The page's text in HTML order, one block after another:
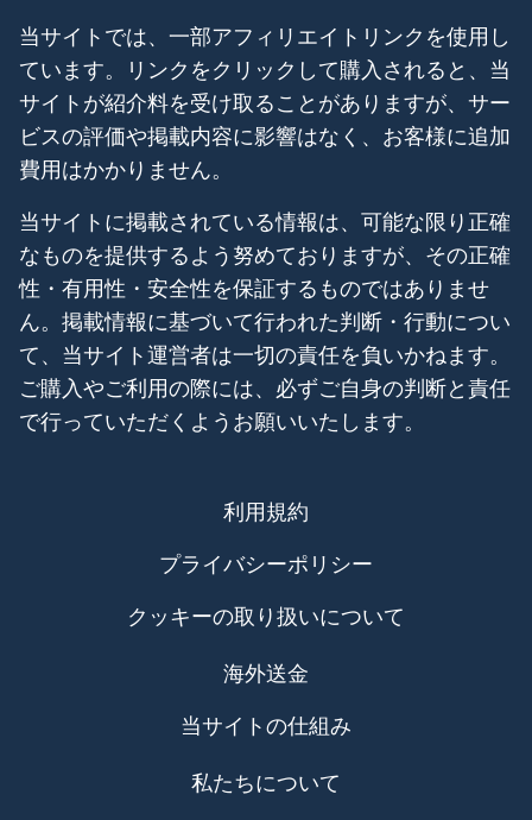
当サイトでは、一部アフィリエイトリンクを使用し
ています。リンクをクリックして購入されると、当
サイトが紹介料を受け取ることがありますが、サー
ビスの評価や掲載内容に影響はなく、お客様に追加
費用はかかりません。
当サイトに掲載されている情報は、可能な限り正確
なものを提供するよう努めておりますが、その正確
性・有用性・安全性を保証するものではありませ
ん。掲載情報に基づいて行われた判断・行動につい
て、当サイト運営者は一切の責任を負いかねます。
ご購入やご利用の際には、必ずご自身の判断と責任
で行っていただくようお願いいたします。
利用規約
プライバシーポリシー
クッキーの取り扱いについて
海外送金
当サイトの仕組み
私たちについて